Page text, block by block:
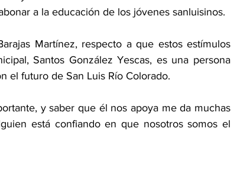
a la educación de los jóvenes sanluisinos.
Martínez, respecto a que estos estímulos
Santos González Yescas, es una persona
el futuro de San Luis Río Colorado.
y saber que él nos apoya me da muchas
está confiando en que nosotros somos el